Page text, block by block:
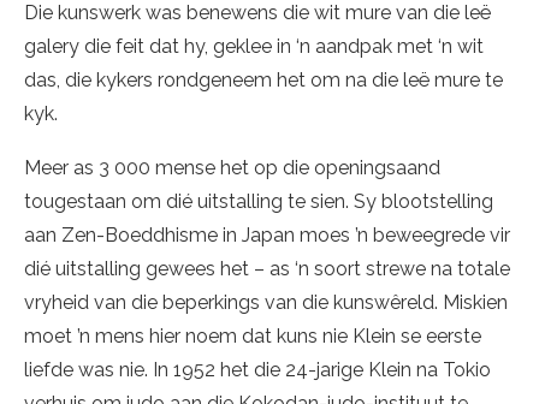
Die kunswerk was benewens die wit mure van die leë
galery die feit dat hy, geklee in ‘n aandpak met ‘n wit
das, die kykers rondgeneem het om na die leë mure te
kyk.
Meer as 3 000 mense het op die openingsaand
tougestaan om dié uitstalling te sien. Sy blootstelling
aan Zen-Boeddhisme in Japan moes ’n beweegrede vir
dié uitstalling gewees het – as ‘n soort strewe na totale
vryheid van die beperkings van die kunswêreld. Miskien
moet ’n mens hier noem dat kuns nie Klein se eerste
liefde was nie. In 1952 het die 24-jarige Klein na Tokio